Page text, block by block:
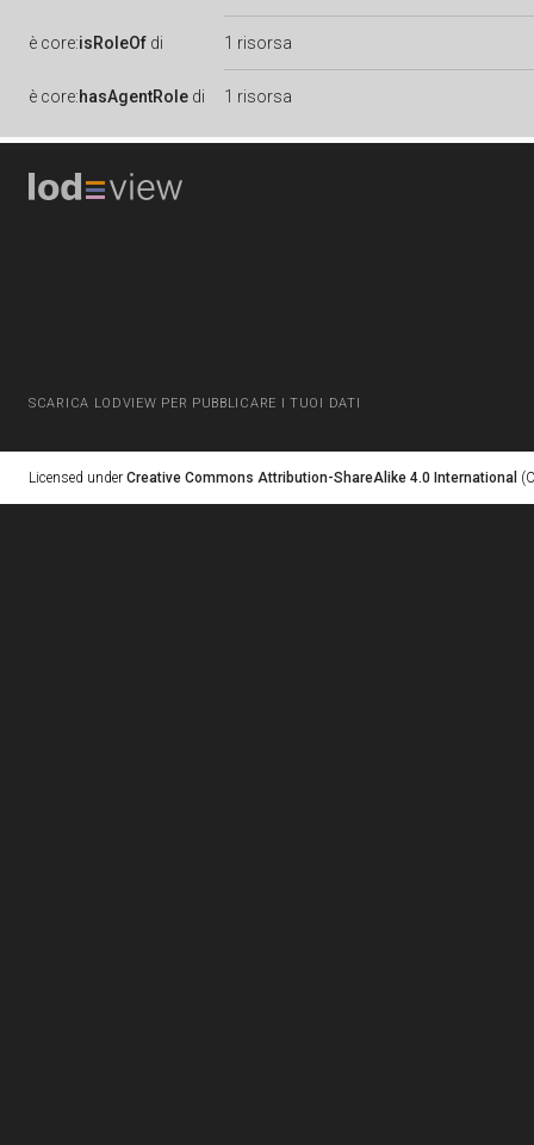
è core:isRoleOf di 1 risorsa
è core:hasAgentRole di 1 risorsa
SCARICA LODVIEW PER PUBBLICARE I TUOI DATI
Licensed under Creative Commons Attribution-ShareAlike 4.0 International